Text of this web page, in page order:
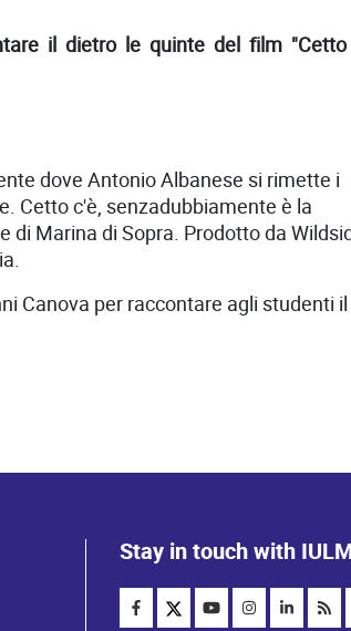
il dietro le quinte del film
dove Antonio Albanese si rimette i
Cetto c'è, senzadubbiamente è la
Marina di Sopra. Prodotto da
Canova per raccontare agli studenti il
Stay in touch with